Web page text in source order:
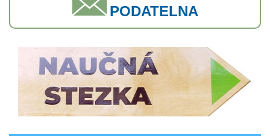
PODATELNA